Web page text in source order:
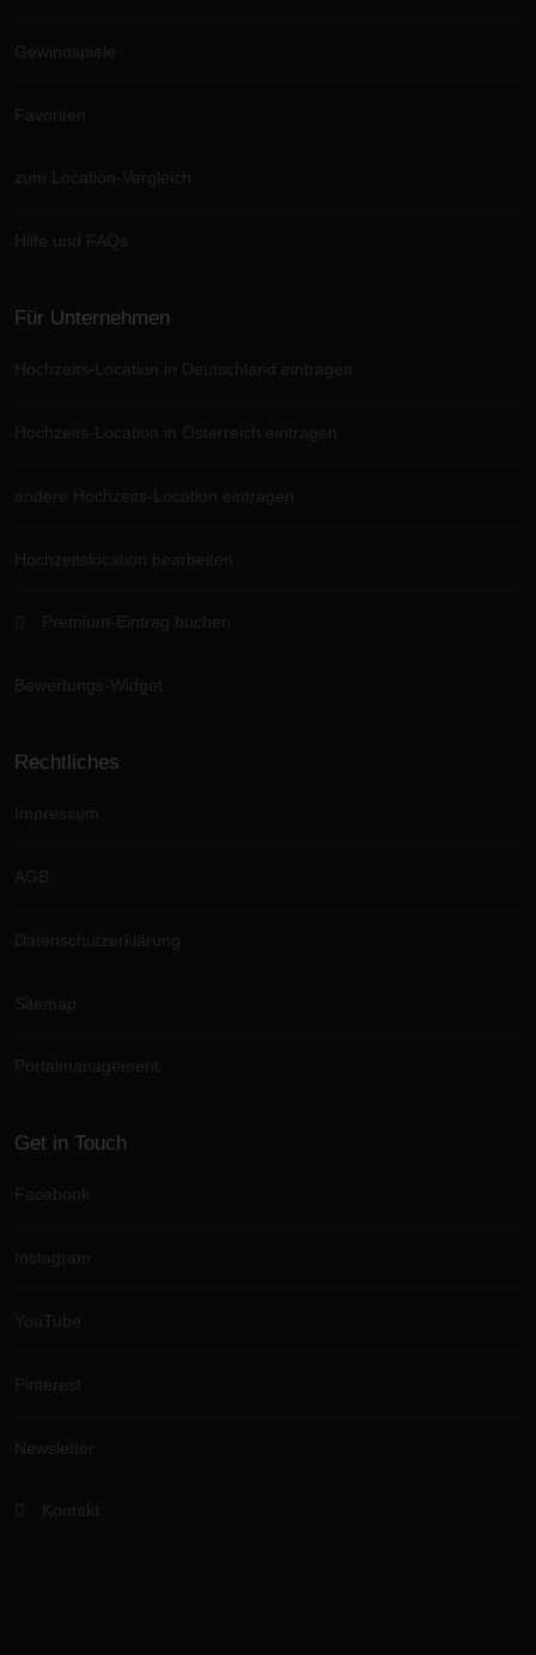
Gewinnspiele
Favoriten
zum Location-Vergleich
Hilfe und FAQs
Für Unternehmen
Hochzeits-Location in Deutschland eintragen
Hochzeits-Location in Österreich eintragen
andere Hochzeits-Location eintragen
Hochzeitslocation bearbeiten
Premium-Eintrag buchen
Bewertungs-Widget
Rechtliches
Impressum
AGB
Datenschutzerklärung
Sitemap
Portalmanagement
Get in Touch
Facebook
Instagram
YouTube
Pinterest
Newsletter
Kontakt